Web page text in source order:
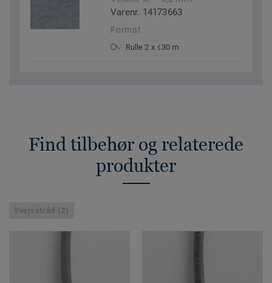
Varenr. 14173663
Format
Rulle 2 x ≤30 m
Find tilbehør og relaterede
produkter
Svejsetråd (2)